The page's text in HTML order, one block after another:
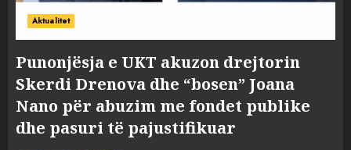
Aktualitet
Punonjësja e UKT akuzon drejtorin
Skerdi Drenova dhe “bosen” Joana
Nano për abuzim me fondet publike
dhe pasuri të pajustifikuar